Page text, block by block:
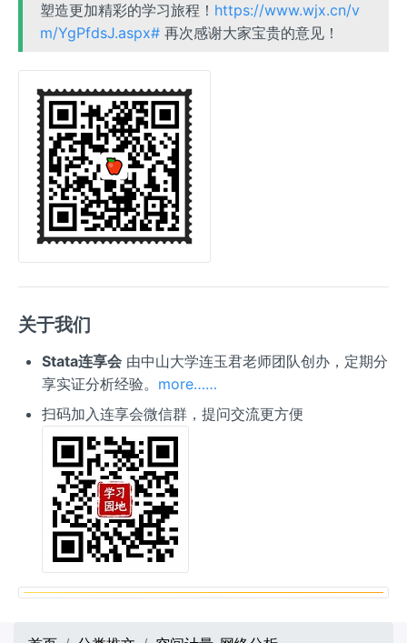
塑造更加精彩的学习旅程！ https://www.wjx.cn/v
m/YgPfdsJ.aspx# 再次感谢大家宝贵的意见！
关于我们
Stata连享会由中山大学连玉君老师团队创办，定期分
享实证分析经验。 more……
扫码加入连享会微信群，提问交流更方便